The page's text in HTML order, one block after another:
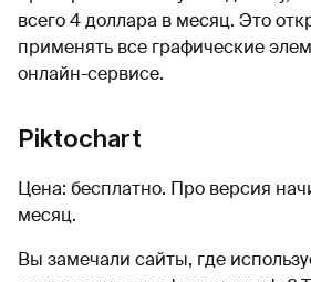
всего 4 доллара в месяц. Это
применять все графические
онлайн-сервисе.
Piktochart
Цена: бесплатно. Про версия
месяц.
Вы замечали сайты, где